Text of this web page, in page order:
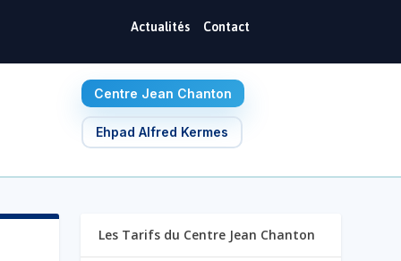
Actualités Contact
Centre Jean Chanton
Ehpad Alfred Kermes
Les Tarifs du Centre Jean Chanton